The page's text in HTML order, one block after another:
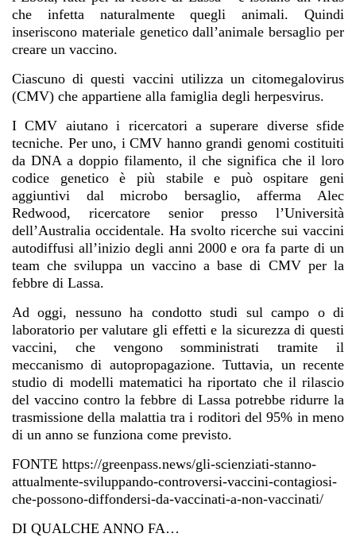
che infetta naturalmente quegli animali. Quindi
inseriscono materiale genetico dall’animale bersaglio per
creare un vaccino.
Ciascuno di questi vaccini utilizza un citomegalovirus
(CMV) che appartiene alla famiglia degli herpesvirus.
I CMV aiutano i ricercatori a superare diverse sfide
tecniche. Per uno, i CMV hanno grandi genomi costituiti
da DNA a doppio filamento, il che significa che il loro
codice genetico è più stabile e può ospitare geni
aggiuntivi dal microbo bersaglio, afferma Alec
Redwood, ricercatore senior presso l’Università
dell’Australia occidentale. Ha svolto ricerche sui vaccini
autodiffusi all’inizio degli anni 2000 e ora fa parte di un
team che sviluppa un vaccino a base di CMV per la
febbre di Lassa.
Ad oggi, nessuno ha condotto studi sul campo o di
laboratorio per valutare gli effetti e la sicurezza di questi
vaccini, che vengono somministrati tramite il
meccanismo di autopropagazione. Tuttavia, un recente
studio di modelli matematici ha riportato che il rilascio
del vaccino contro la febbre di Lassa potrebbe ridurre la
trasmissione della malattia tra i roditori del 95% in meno
di un anno se funziona come previsto.
FONTE https://greenpass.news/gli-scienziati-stanno-
attualmente-sviluppando-controversi-vaccini-contagiosi-
che-possono-diffondersi-da-vaccinati-a-non-vaccinati/
DI QUALCHE ANNO FA…